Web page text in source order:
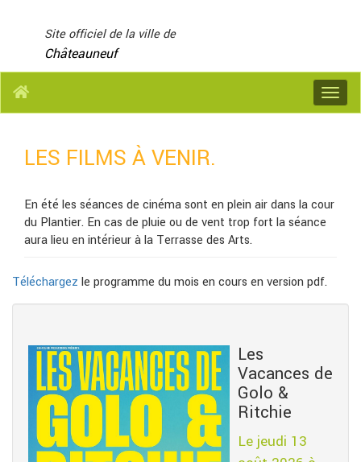
Site officiel de la ville de
Châteauneuf
Menu
LES FILMS À VENIR.
En été les séances de cinéma sont en plein air dans la cour
du Plantier. En cas de pluie ou de vent trop fort la séance
aura lieu en intérieur à la Terrasse des Arts.
Téléchargez le programme du mois en cours en version pdf.
Les
Vacances de
Golo &
Ritchie
Le jeudi 13